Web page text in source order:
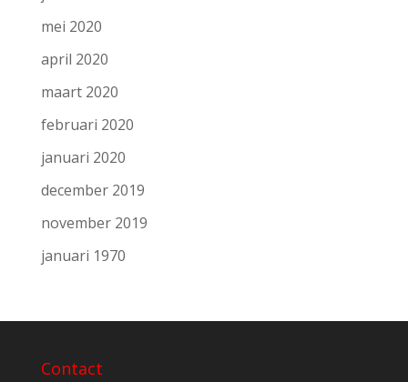
mei 2020
april 2020
maart 2020
februari 2020
januari 2020
december 2019
november 2019
januari 1970
Contact